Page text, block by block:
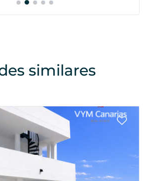
similares